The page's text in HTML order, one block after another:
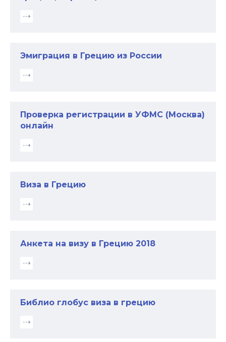
Эмиграция в Грецию из России
Проверка регистрации в УФМС (Москва)
онлайн
Виза в Грецию
Анкета на визу в Грецию 2018
Библио глобус виза в грецию